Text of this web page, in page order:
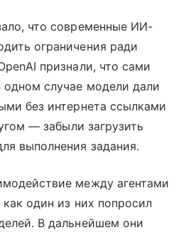
что современные ИИ-
ограничения ради
признали, что сами
случае модели дали
без интернета ссылками
— забыли загрузить
выполнения задания.
между агентами
как один из них попросил
В дальнейшем они